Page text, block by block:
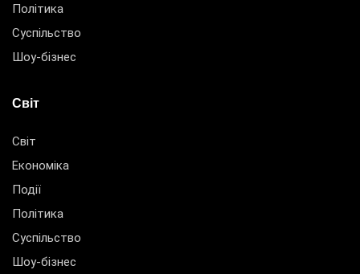
Політика
Суспільство
Шоу-бізнес
Світ
Світ
Економіка
Події
Політика
Суспільство
Шоу-бізнес